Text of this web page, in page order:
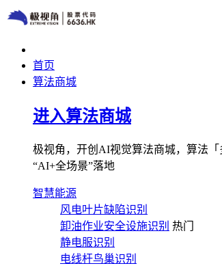
首页
算法商城
进入算法商城
极视角，开创AI视觉算法商城，算法「
“AI+全场景”落地
智慧能源
风电叶片缺陷识别
卸油作业安全设施识别 热门
静电服识别
电线杆鸟巢识别